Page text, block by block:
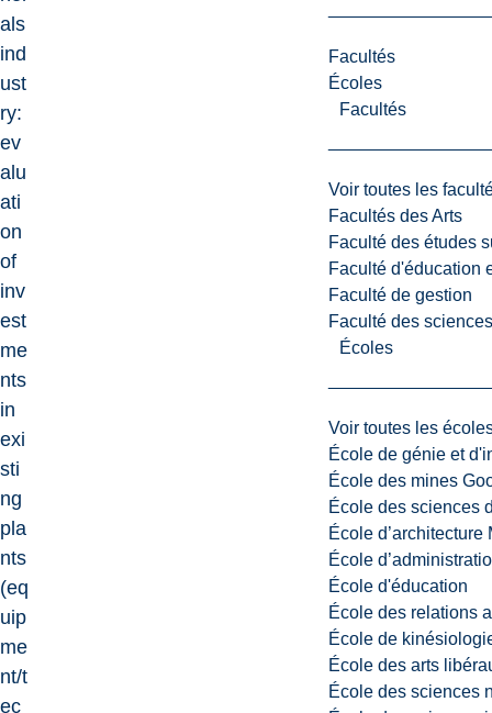
Facultés
Écoles
Facultés
Voir toutes les
Facultés des Arts
Faculté des études
Faculté d'éducation
Faculté de gestion
Faculté des
Écoles
Voir toutes les
École de génie et
École des mines
École des sciences
École d’architecture
École
École d'éducation
École des relations
École de
École des arts
École des sciences
als
ind
ust
ry:
ev
alu
ati
on
of
inv
est
me
nts
in
exi
sti
ng
pla
nts
(eq
uip
me
nt/t
ec